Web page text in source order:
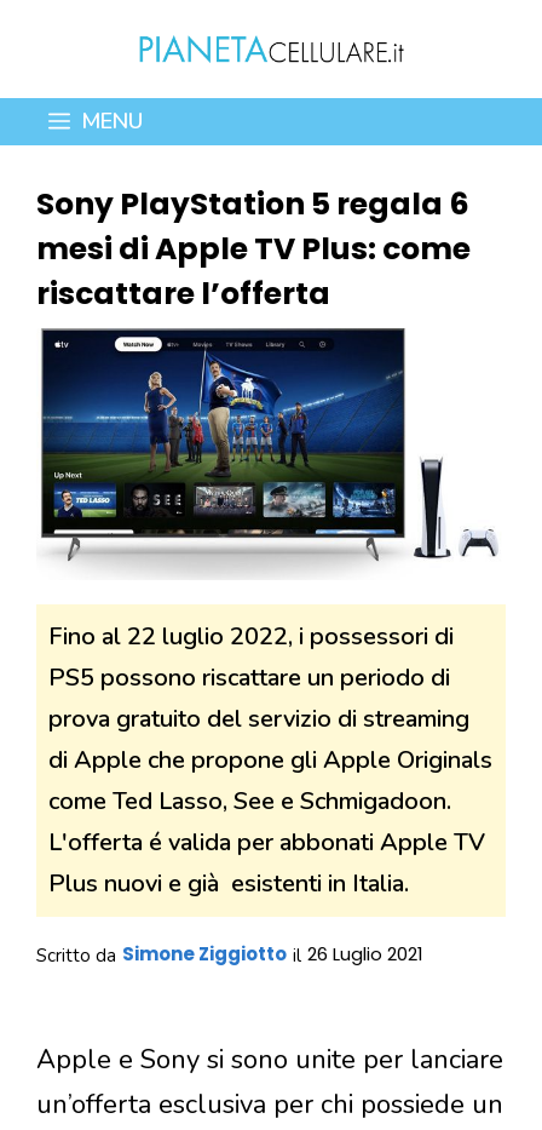
contenuto
MENU
Sony PlayStation 5 regala 6
mesi di Apple TV Plus: come
riscattare l’offerta
Fino al 22 luglio 2022, i possessori di
PS5 possono riscattare un periodo di
prova gratuito del servizio di streaming
di Apple che propone gli Apple Originals
come Ted Lasso, See e Schmigadoon.
L'offerta é valida per abbonati Apple TV
Plus nuovi e già esistenti in Italia.
Scritto da Simone Ziggiotto il 26 Luglio 2021
Apple e Sony si sono unite per lanciare
un’offerta esclusiva per chi possiede un